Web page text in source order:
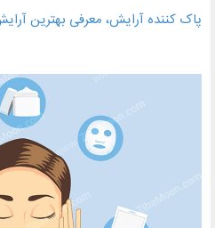
پاک کننده آرایش، معرفی بهترین